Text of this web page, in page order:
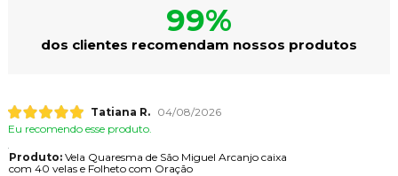
99%
dos clientes recomendam nossos produtos
Tatiana R.
04/08/2026
Eu recomendo esse produto.
Produto:Vela Quaresma de São Miguel Arcanjo caixa
com 40 velas e Folheto com Oração